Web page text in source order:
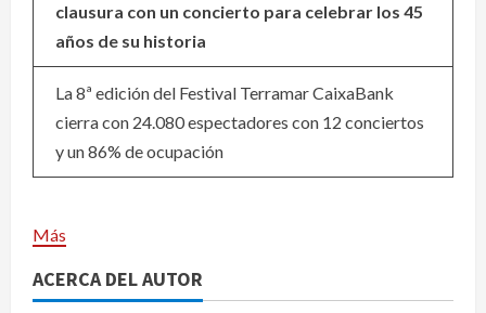
clausura con un concierto para celebrar los 45
años de su historia
La 8ª edición del Festival Terramar CaixaBank
cierra con 24.080 espectadores con 12 conciertos
y un 86% de ocupación
Más
ACERCA DEL AUTOR